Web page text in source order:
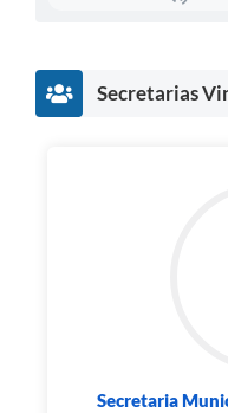
Secretarias
Secretaria